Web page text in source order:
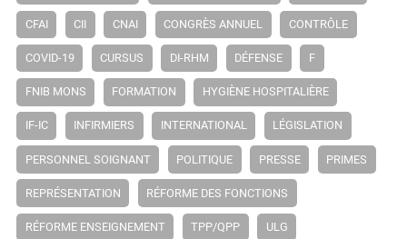
CFAI CII CNAI CONGRÈS ANNUEL CONTRÔLE
COVID-19 CURSUS DI-RHM DÉFENSE F
FNIB MONS FORMATION HYGIÈNE HOSPITALIÈRE
IF-IC INFIRMIERS INTERNATIONAL LÉGISLATION
PERSONNEL SOIGNANT POLITIQUE PRESSE PRIMES
REPRÉSENTATION RÉFORME DES FONCTIONS
RÉFORME ENSEIGNEMENT TPP/QPP ULG